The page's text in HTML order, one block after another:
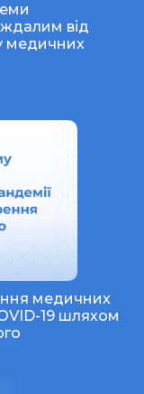
від
медичних
медичних
19 шляхом